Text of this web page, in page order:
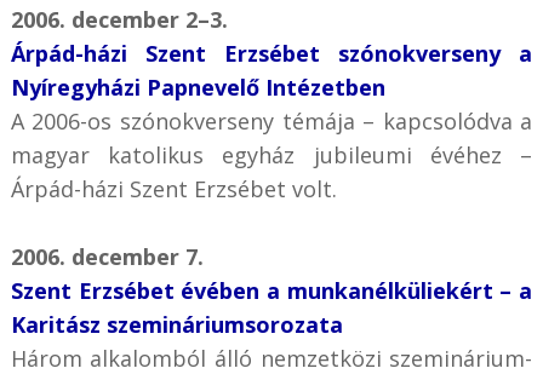
2006. december 2–3.
Árpád-házi Szent Erzsébet szónokverseny a
Nyíregyházi Papnevelő Intézetben
A 2006-os szónokverseny témája – kapcsolódva a
magyar katolikus egyház jubileumi évéhez –
Árpád-házi Szent Erzsébet volt.
2006. december 7.
Szent Erzsébet évében a munkanélküliekért – a
Karitász szemináriumsorozata
Három alkalomból álló nemzetközi szeminárium-